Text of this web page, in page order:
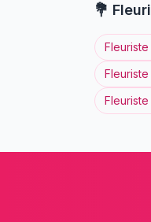
💐
Fleuriste
Fleuriste
Fleuriste